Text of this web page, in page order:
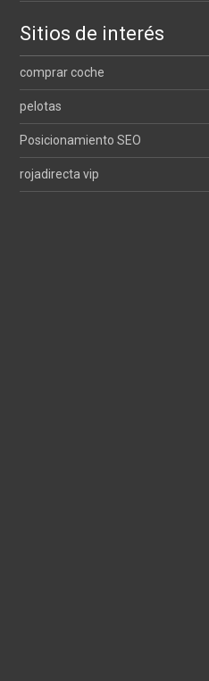
Sitios de interés
comprar coche
pelotas
Posicionamiento SEO
rojadirecta vip